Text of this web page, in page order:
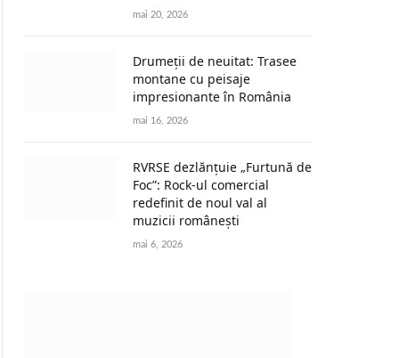
mai 20, 2026
Drumeții de neuitat: Trasee
montane cu peisaje
impresionante în România
mai 16, 2026
RVRSE dezlănțuie „Furtună de
Foc”: Rock-ul comercial
redefinit de noul val al
muzicii românești
mai 6, 2026